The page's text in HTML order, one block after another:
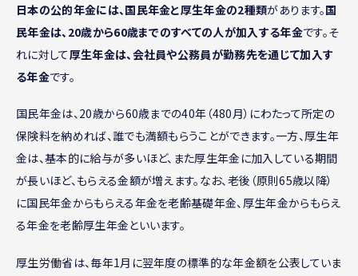
日本の公的年金には、国民年金と厚生年金の2種類があります。国
民年金は、20歳から60歳までのすべての人が加入する年金です。そ
れに対して厚生年金は、会社員や公務員が勤務先を通じて加入す
る年金です。
国民年金は、20歳から60歳までの40年（480月）にわたって所定の
保険料を納めれば、誰でも満額もらうことができます。一方、厚生年
金は、基本的に給与が多いほど、また厚生年金に加入している期間
が長いほど、もらえる金額が増えます。なお、老後（原則65歳以降）
に国民年金からもらえる年金を老齢基礎年金、厚生年金からもらえ
る年金を老齢厚生年金といいます。
厚生労働省は、毎年1月に翌年度の標準的な年金額を公表していま